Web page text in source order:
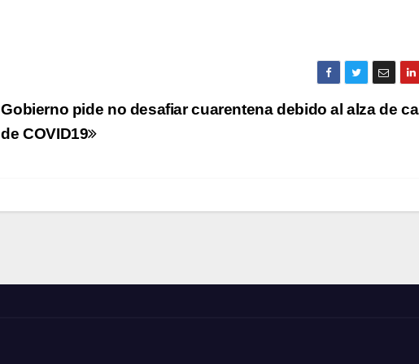
Gobierno pide no desafiar cuarentena debido al alza de
de COVID19